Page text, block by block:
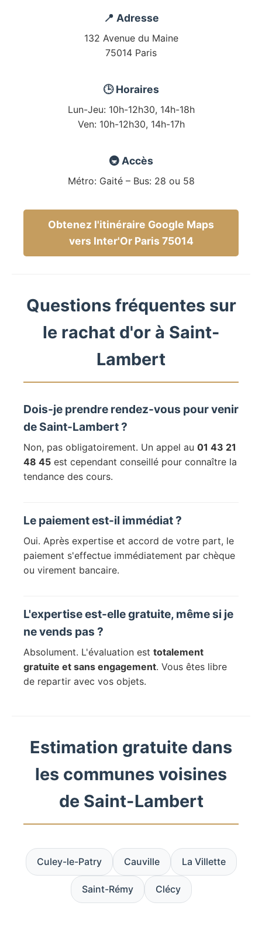
📍 Adresse
132 Avenue du Maine
75014 Paris
🕒 Horaires
Lun-Jeu: 10h-12h30, 14h-18h
Ven: 10h-12h30, 14h-17h
🚇 Accès
Métro: Gaité – Bus: 28 ou 58
Obtenez l'itinéraire Google Maps
vers Inter'Or Paris 75014
Questions fréquentes sur
le rachat d'or à Saint-
Lambert
Dois-je prendre rendez-vous pour venir
de Saint-Lambert ?
Non, pas obligatoirement. Un appel au 01 43 21
48 45 est cependant conseillé pour connaître la
tendance des cours.
Le paiement est-il immédiat ?
Oui. Après expertise et accord de votre part, le
paiement s'effectue immédiatement par chèque
ou virement bancaire.
L'expertise est-elle gratuite, même si je
ne vends pas ?
Absolument. L'évaluation est totalement
gratuite et sans engagement. Vous êtes libre
de repartir avec vos objets.
Estimation gratuite dans
les communes voisines
de Saint-Lambert
Culey-le-Patry Cauville La Villette
Saint-Rémy Clécy